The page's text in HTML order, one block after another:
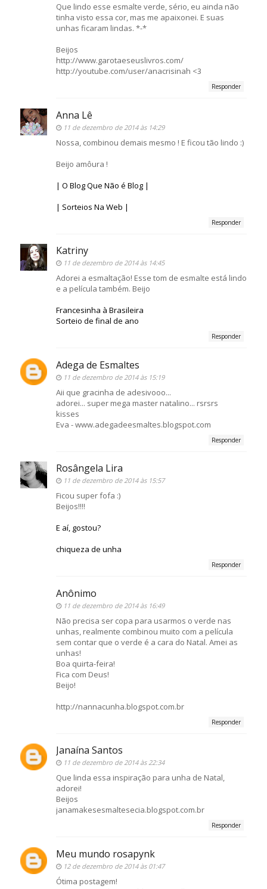
Que lindo esse esmalte verde, sério, eu ainda não
tinha visto essa cor, mas me apaixonei. E suas
unhas ficaram lindas. *-*
Beijos
http://www.garotaeseuslivros.com/
http://youtube.com/user/anacrisinah <3
Responder
Anna Lê
11 de dezembro de 2014 às 14:29
Nossa, combinou demais mesmo ! E ficou tão lindo :)
Beijo amôura !
| O Blog Que Não é Blog |
| Sorteios Na Web |
Responder
Katriny
11 de dezembro de 2014 às 14:45
Adorei a esmaltação! Esse tom de esmalte está lindo
e a película também. Beijo
Francesinha à Brasileira
Sorteio de final de ano
Responder
Adega de Esmaltes
11 de dezembro de 2014 às 15:19
Aii que gracinha de adesivooo...
adorei... super mega master natalino... rsrsrs
kisses
Eva - www.adegadeesmaltes.blogspot.com
Responder
Rosângela Lira
11 de dezembro de 2014 às 15:57
Ficou super fofa :)
Beijos!!!!
E aí, gostou?
chiqueza de unha
Responder
Anônimo
11 de dezembro de 2014 às 16:49
Não precisa ser copa para usarmos o verde nas
unhas, realmente combinou muito com a película
sem contar que o verde é a cara do Natal. Amei as
unhas!
Boa quirta-feira!
Fica com Deus!
Beijo!
http://nannacunha.blogspot.com.br
Responder
Janaína Santos
11 de dezembro de 2014 às 22:34
Que linda essa inspiração para unha de Natal,
adorei!
Beijos
janamakesesmaltesecia.blogspot.com.br
Responder
Meu mundo rosapynk
12 de dezembro de 2014 às 01:47
Ótima postagem!